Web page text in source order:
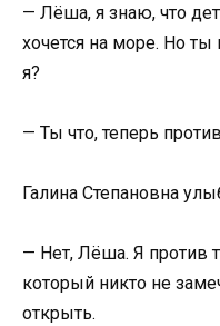
— Лёша, я знаю, что
хочется на море. Но
я?
— Ты что, теперь
Галина Степановна
— Нет, Лёша. Я против
который никто не
открыть.